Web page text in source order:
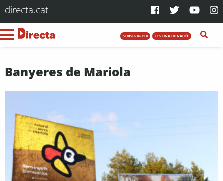
directa.cat
SUBSCRIU-T'HI FES UNA DONACIÓ
Banyeres de Mariola